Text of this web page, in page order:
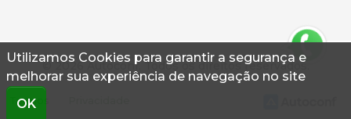
Utilizamos Cookies para garantir a segurança e
melhorar sua experiência de navegação no site
OK
© 2026 Autoconf. Todos os direitos reservados.
Termos